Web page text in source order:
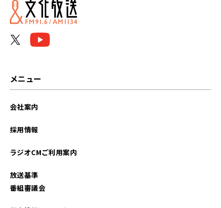
2026年06月
メニュー
会社案内
採用情報
ラジオCMご利用案内
放送基準
番組審議会